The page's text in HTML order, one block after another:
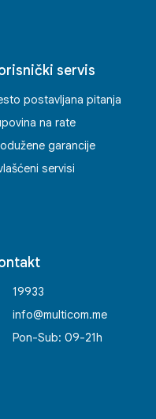
servis
postavljana pitanja
na rate
garancije
servisi
19933
info@multicom.me
Pon-Sub: 09-21h